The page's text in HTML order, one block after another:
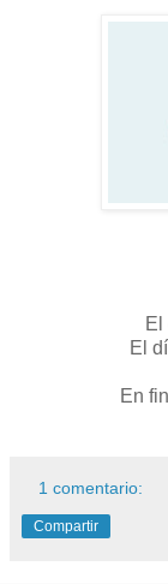
El
El
En
1 comentario:
Compartir